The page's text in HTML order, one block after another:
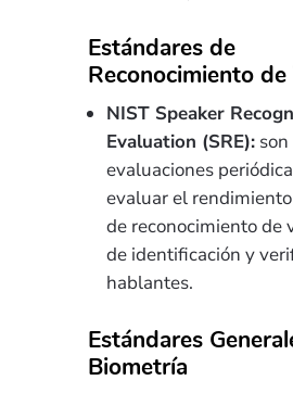
Estándares de
Reconocimiento de
NIST Speaker
Evaluation (SRE):son
evaluaciones
evaluar el
de reconocimiento de
de identificación y
hablantes.
Estándares
Biometría